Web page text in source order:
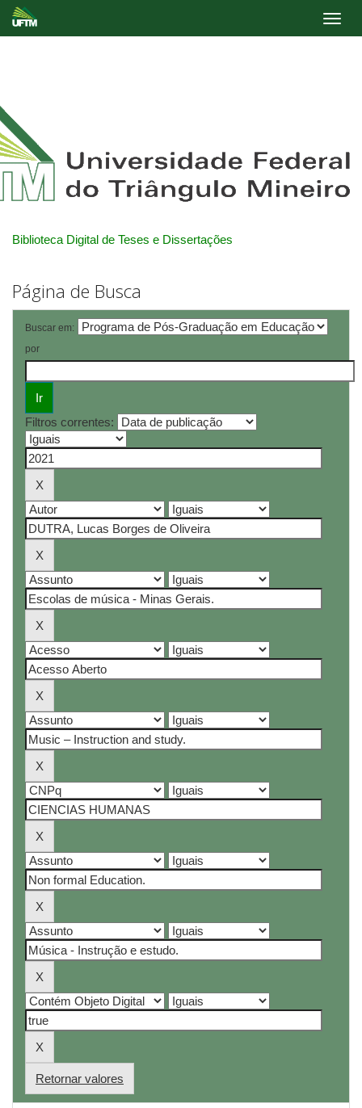
Biblioteca Digital de Teses e Dissertações
Página de Busca
Buscar em:
por
Filtros correntes:
Retornar valores